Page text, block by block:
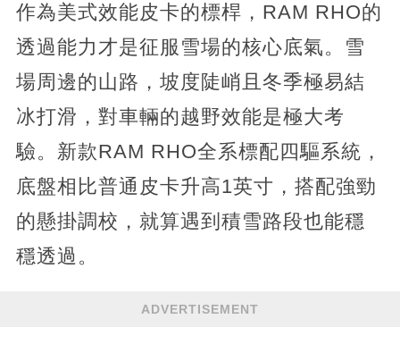
作為美式效能皮卡的標桿，RAM RHO的
透過能力才是征服雪場的核心底氣。雪
場周邊的山路，坡度陡峭且冬季極易結
冰打滑，對車輛的越野效能是極大考
驗。新款RAM RHO全系標配四驅系統，
底盤相比普通皮卡升高1英寸，搭配強勁
的懸掛調校，就算遇到積雪路段也能穩
穩透過。
ADVERTISEMENT